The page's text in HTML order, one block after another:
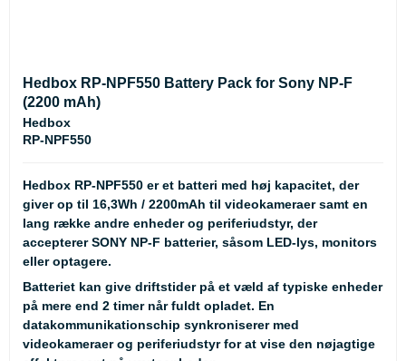
Hedbox RP-NPF550 Battery Pack for Sony NP-F
(2200 mAh)
Hedbox
RP-NPF550
Hedbox RP-NPF550 er et batteri med høj kapacitet, der
giver op til 16,3Wh / 2200mAh til videokameraer samt en
lang række andre enheder og periferiudstyr, der
accepterer SONY NP-F batterier, såsom LED-lys, monitors
eller optagere.
Batteriet kan give driftstider på et væld af typiske enheder
på mere end 2 timer når fuldt opladet. En
datakommunikationschip synkroniserer med
videokameraer og periferiudstyr for at vise den nøjagtige